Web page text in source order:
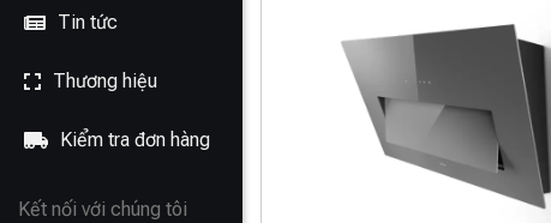
Tin tức
Thương hiệu
Kiểm tra đơn hàng
Kết nối với chúng tôi